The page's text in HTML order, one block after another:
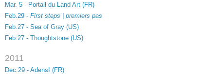
Mar. 5 - Portail du Land Art (FR)
Feb.29 - First steps | premiers pas
Feb.27 - Sea of Gray (US)
Feb.27 - Thoughtstone (US)
2011
Dec.29 - AdensI (FR)